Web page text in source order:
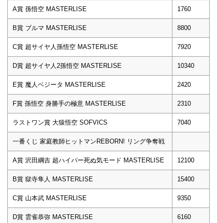
A賞 孫悟空 MASTERLISE 1760
B賞 ブルマ MASTERLISE 8800
C賞 超サイヤ人孫悟空 MASTERLISE 7920
D賞 超サイヤ人2孫悟空 MASTERLISE 10340
E賞 魔人ベジータ MASTERLISE 2420
F賞 孫悟空 身勝手の極意 MASTERLISE 2310
ラストワン賞 大猿悟空 SOFVICS 7040
一番くじ 家庭教師ヒットマンREBORN! リング争奪戦
A賞 沢田綱吉 超ハイパー死ぬ気モード MASTERLISE 12100
B賞 獄寺隼人 MASTERLISE 15400
C賞 山本武 MASTERLISE 9350
D賞 雲雀恭弥 MASTERLISE 6160